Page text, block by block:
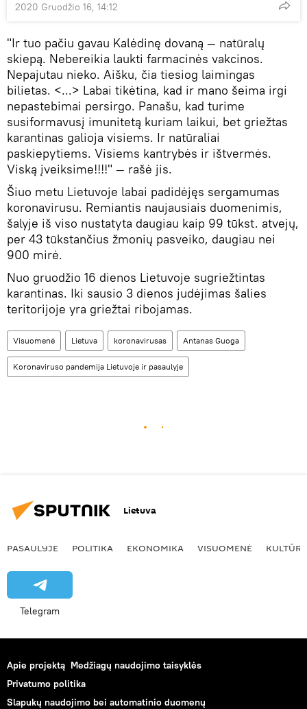
2020 Gruodžio 16, 14:12
"Ir tuo pačiu gavau Kalėdinę dovaną — natūralų
skiepą. Nebereikia laukti farmacinės vakcinos.
Nepajutau nieko. Aišku, čia tiesiog laimingas
bilietas. <...> Labai tikėtina, kad ir mano šeima irgi
nepastebimai persirgo. Panašu, kad turime
susiformavusį imunitetą kuriam laikui, bet griežtas
karantinas galioja visiems. Ir natūraliai
paskiepytiems. Visiems kantrybės ir ištvermės.
Viską įveiksime!!!!" — rašė jis.
Šiuo metu Lietuvoje labai padidėjęs sergamumas
koronavirusu. Remiantis naujausiais duomenimis,
šalyje iš viso nustatyta daugiau kaip 99 tūkst. atvejų,
per 43 tūkstančius žmonių pasveiko, daugiau nei
900 mirė.
Nuo gruodžio 16 dienos Lietuvoje sugriežtintas
karantinas. Iki sausio 3 dienos judėjimas šalies
teritorijoje yra griežtai ribojamas.
Visuomenė Lietuva koronavirusas Antanas Guoga
Koronaviruso pandemija Lietuvoje ir pasaulyje
Lietuva
PASAULYJE POLITIKA EKONOMIKA VISUOMENĖ KULTŪRA
Telegram
Apie projektą Medžiagų naudojimo taisyklės
Privatumo politika
Slapukų naudojimo bei automatinio duomenų